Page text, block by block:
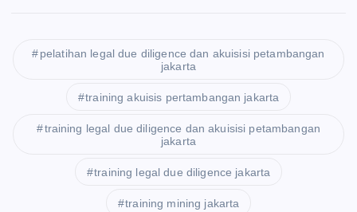
pelatihan legal due diligence dan akuisisi petambangan
jakarta
training akuisis pertambangan jakarta
training legal due diligence dan akuisisi petambangan
jakarta
training legal due diligence jakarta
training mining jakarta